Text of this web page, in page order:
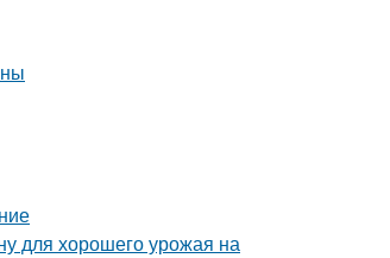
для хорошего урожая на